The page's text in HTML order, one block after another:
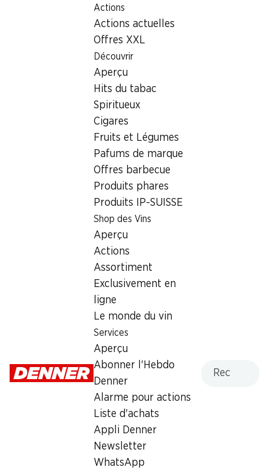
Actions
Actions actuelles
Offres XXL
Découvrir
Aperçu
Hits du tabac
Spiritueux
Cigares
Fruits et Légumes
Pafums de marque
Offres barbecue
Produits phares
Produits IP-SUISSE
Shop des Vins
Aperçu
Actions
Assortiment
Exclusivement en
ligne
Le monde du vin
Services
Aperçu
Abonner l'Hebdo
Denner
Alarme pour actions
Liste d'achats
Appli Denner
Newsletter
WhatsApp
Localisateur de succursales
Succursale Denner Rue des Terreaux 25, 1000 Lausanne
1000 Lausanne, Centre
Métropole
Succursale Denner
Rue des Terreaux 25, 1000 Lausanne
Voir l’itinéraire
Heures d'ouverture
Jeudi
Retrait d'espèces avec la carte